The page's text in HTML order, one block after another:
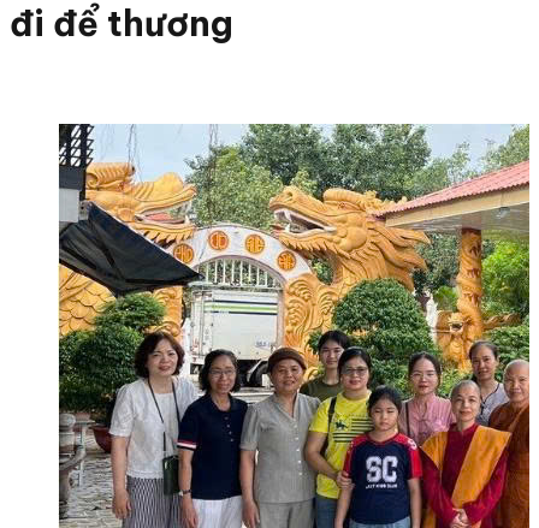
đi để thương